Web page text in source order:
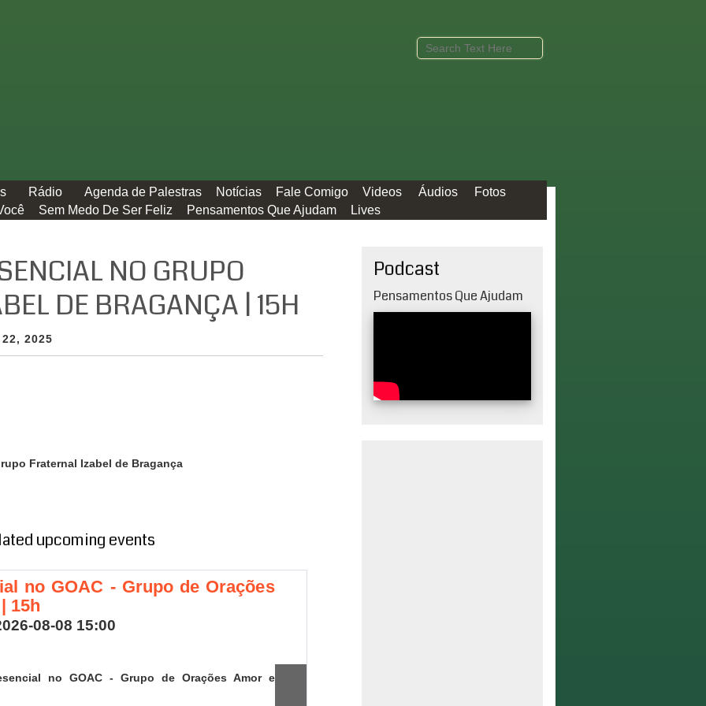
Rádio Agenda de Palestras Notícias Fale Comigo Videos Áudios
Fotos
Sem Medo De Ser Feliz Pensamentos Que Ajudam Lives
NO GRUPO
DE BRAGANÇA | 15H
2025
Fraternal Izabel de Bragança
upcoming events
no GOAC - Grupo de Orações
15h
08-08 15:00
no GOAC - Grupo de Orações Amor e
Podcast
Pensamentos Que Ajudam